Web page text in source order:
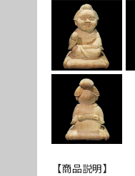
【商品説明】